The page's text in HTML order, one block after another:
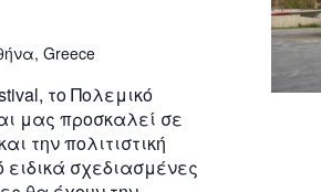
Greece
το Πολεμικό
μας προσκαλεί σε
την πολιτιστική
σχεδιασμένες